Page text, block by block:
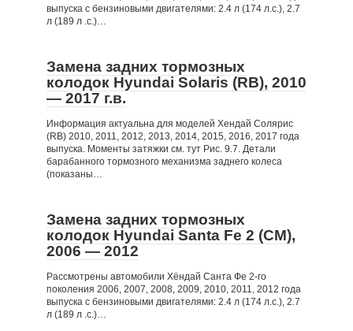
выпуска с бензиновыми двигателями: 2.4 л (174 л.с.), 2.7
л (189 л .с.)…
Замена задних тормозных
колодок Hyundai Solaris (RB), 2010
— 2017 г.в.
Информация актуальна для моделей Хендай Солярис
(RB) 2010, 2011, 2012, 2013, 2014, 2015, 2016, 2017 года
выпуска. Моменты затяжки см. тут Рис. 9.7. Детали
барабанного тормозного механизма заднего колеса
(показаны…
Замена задних тормозных
колодок Hyundai Santa Fe 2 (CM),
2006 — 2012
Рассмотрены автомобили Хёндай Санта Фе 2-го
поколения 2006, 2007, 2008, 2009, 2010, 2011, 2012 года
выпуска с бензиновыми двигателями: 2.4 л (174 л.с.), 2.7
л (189 л .с.)…